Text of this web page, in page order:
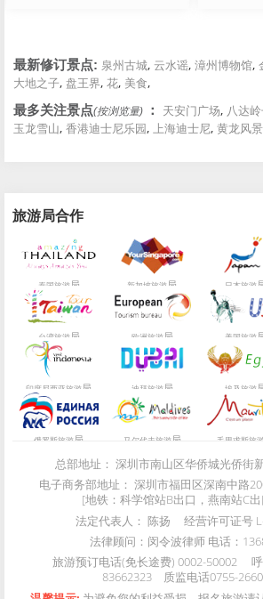
最新修订景点: 泉州古城, 云水谣, 漳州博物馆,
大地之子, 盘王界, 花, 美食,
最多关注景点(按浏览量) ： 天安门广场, 八达
玉龙雪山, 香港迪士尼乐园, 上海迪士尼, 黄龙风
旅游局合作
泰国旅游局 新加坡旅游局 日本旅游
台湾旅游局 欧洲旅游局 美国旅游
印度尼西亚旅游局 迪拜旅游局 埃及旅游
俄罗斯旅游局 马尔代夫旅游局 毛里求斯旅
总部地址： 深圳市南山区华侨城光侨街
电子商务部地址： 深圳市福田区深南中路
[地铁：科学馆站B出口，燕南站C
法定代表人： 陈扬 经营许可证号
法律顾问： 闵令波律师 电话：
旅游预订电话(免长途费) 0002-50002
83662323
质监电话0755-